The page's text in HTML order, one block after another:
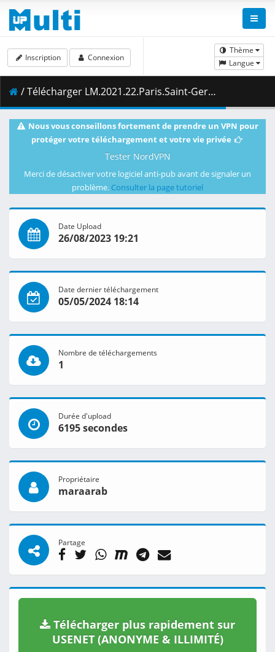
Thème
Langue
Inscription Connexion
/ Télécharger LM.2021.22.Paris.Saint-Germain.vs.Manchester.City.28.09.2021.1080i.PL.HDTV.maraarab.ts ( 14.41 GB )
Nous vous conseillons fortement de prendre un VPN pour
protéger votre téléchargement et votre vie privée
Tester NordVPN
Merci de désactiver votre logiciel anti-pub avant de signaler un
problème. Consulter la page tutoriel
Date Upload
26/08/2023 19:21
Date dernier téléchargement
05/05/2024 18:14
Nombre de téléchargements
1
Durée d'upload
6195 secondes
Propriétaire
maraarab
Partage
Télécharger plus rapidement sur
USENET (ANONYME & ILLIMITÉ)